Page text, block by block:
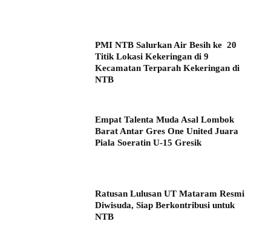
PMI NTB Salurkan Air Besih ke 20
Titik Lokasi Kekeringan di 9
Kecamatan Terparah Kekeringan di
NTB
Empat Talenta Muda Asal Lombok
Barat Antar Gres One United Juara
Piala Soeratin U-15 Gresik
Ratusan Lulusan UT Mataram Resmi
Diwisuda, Siap Berkontribusi untuk
NTB